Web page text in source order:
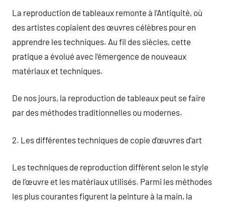
La reproduction de tableaux remonte à l’Antiquité, où
des artistes copiaient des œuvres célèbres pour en
apprendre les techniques. Au fil des siècles, cette
pratique a évolué avec l’émergence de nouveaux
matériaux et techniques.
De nos jours, la reproduction de tableaux peut se faire
par des méthodes traditionnelles ou modernes.
2. Les différentes techniques de copie d’œuvres d’art
Les techniques de reproduction diffèrent selon le style
de l’œuvre et les matériaux utilisés. Parmi les méthodes
les plus courantes figurent la peinture à la main, la